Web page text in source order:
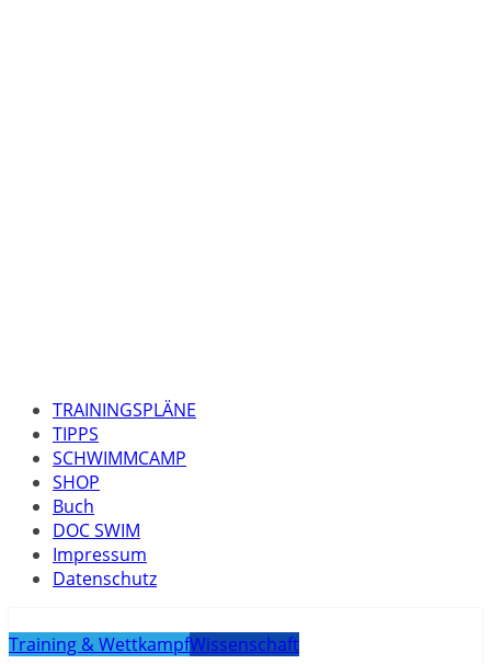
TRAININGSPLÄNE
TIPPS
SCHWIMMCAMP
SHOP
Buch
DOC SWIM
Impressum
Datenschutz
Training & WettkampfWissenschaft